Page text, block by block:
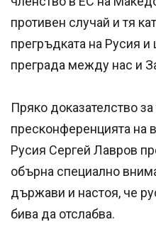
противен случай и тя
прегръдката на Русия
преграда между нас и
Пряко доказателство за
пресконференцията на
Русия Сергей Лавров
обърна специално
държави и настоя, че
бива да отслабва.